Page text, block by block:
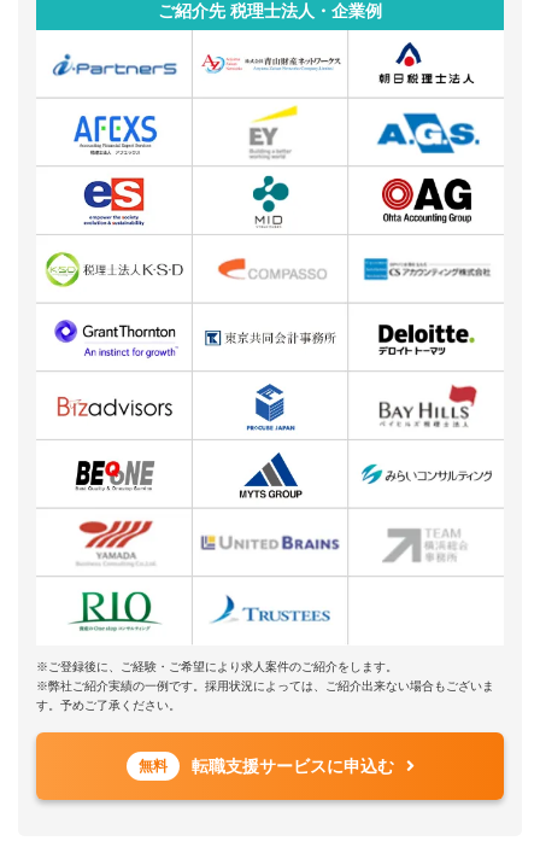
ご紹介先 税理士法人・企業例
※ご登録後に、ご経験・ご希望により求人案件のご紹介をします。
※弊社ご紹介実績の一例です。採用状況によっては、ご紹介出来ない場合もございま
す。予めご了承ください。
無料 転職支援サービスに申込む